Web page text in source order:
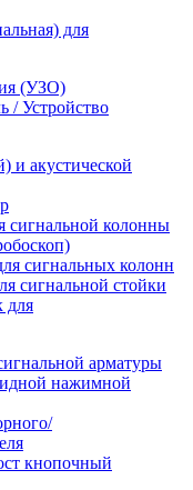
для
(УЗО)
/ Устройство
и акустической
сигнальной колонны
сигнальных колонн
сигнальной стойки
для
арматуры
нажимной
кнопочный